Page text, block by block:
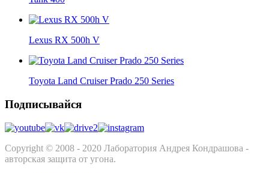
Lexus RX 500h V
Toyota Land Cruiser Prado 250 Series
Подписывайся
Copyright © 2008 - 2020 Лаборатория Андрея Кондрашова -
авторская защита от угона.